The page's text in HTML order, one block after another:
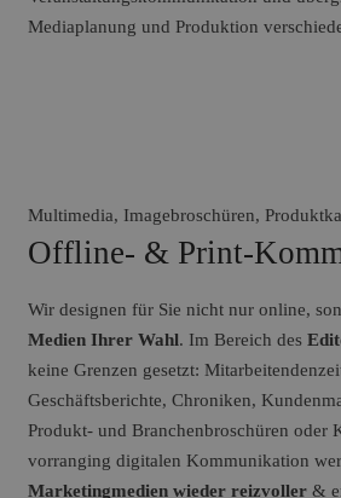
Mediaplanung und Produktion
Multimedia, Imagebroschüren,
Offline- & Print-
Wir designen für Sie nicht nur online,
Medien Ihrer Wahl. Im Bereich des
keine Grenzen gesetzt:
Geschäftsberichte, Chroniken,
Produkt- und Branchenbroschüren oder
vorranging digitalen Kommunikation
Marketingmedien wieder reizvoller&